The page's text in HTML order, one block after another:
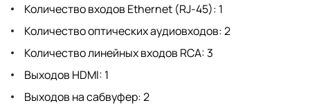
Количество входов Ethernet (RJ-45): 1
Количество оптических аудиовходов: 2
Количество линейных входов RCA: 3
Выходов HDMI: 1
Выходов на сабвуфер: 2